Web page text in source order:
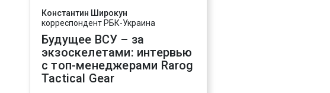
Константин Широкун
корреспондент РБК-Украина
Будущее ВСУ – за
экзоскелетами: интервью
с топ-менеджерами Rarog
Tactical Gear